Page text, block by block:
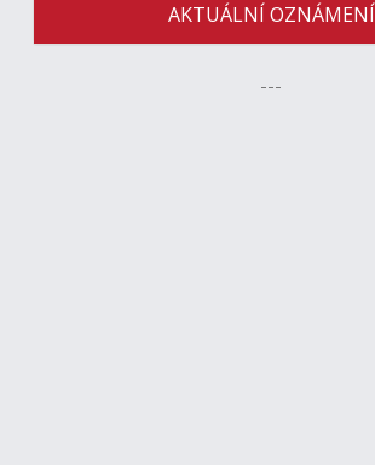
AKTUÁLNÍ OZNÁMENÍ
---